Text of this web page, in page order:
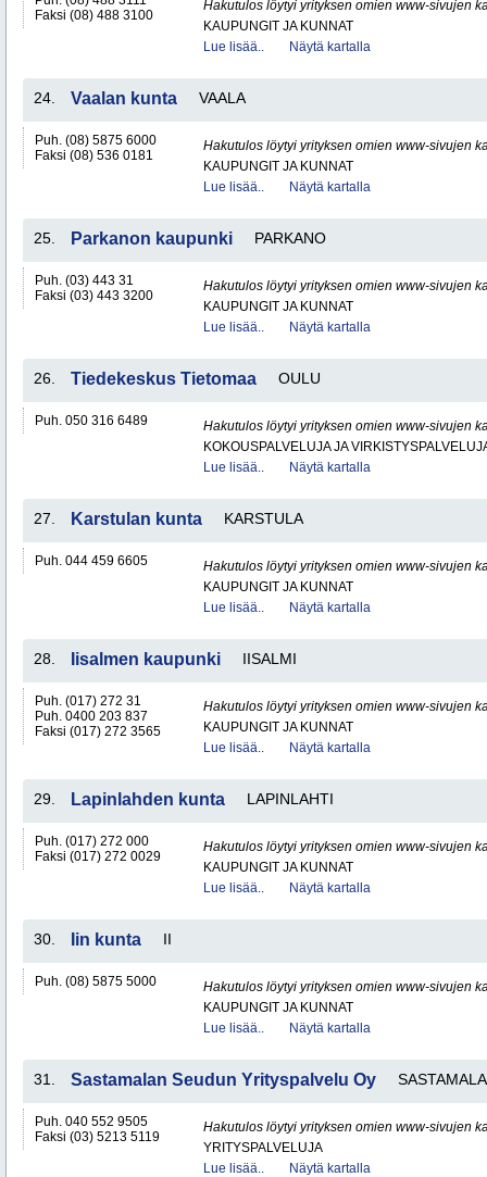
Faksi (08) 488 3100
Hakutulos löytyi yrityksen omien www-sivujen
KAUPUNGIT JA KUNNAT
Lue lisää..
Näytä kartalla
24. Vaalan kunta VAALA
Puh. (08) 5875 6000
Faksi (08) 536 0181
Hakutulos löytyi yrityksen omien www-sivujen
KAUPUNGIT JA KUNNAT
Lue lisää..
Näytä kartalla
25. Parkanon kaupunki PARKANO
Puh. (03) 443 31
Faksi (03) 443 3200
Hakutulos löytyi yrityksen omien www-sivujen
KAUPUNGIT JA KUNNAT
Lue lisää..
Näytä kartalla
26. Tiedekeskus Tietomaa OULU
Puh. 050 316 6489
Hakutulos löytyi yrityksen omien www-sivujen
KOKOUSPALVELUJA JA
Lue lisää..
Näytä kartalla
27. Karstulan kunta KARSTULA
Puh. 044 459 6605
Hakutulos löytyi yrityksen omien www-sivujen
KAUPUNGIT JA KUNNAT
Lue lisää..
Näytä kartalla
28. Iisalmen kaupunki IISALMI
Puh. (017) 272 31
Puh. 0400 203 837
Faksi (017) 272 3565
Hakutulos löytyi yrityksen omien www-sivujen
KAUPUNGIT JA KUNNAT
Lue lisää..
Näytä kartalla
29. Lapinlahden kunta LAPINLAHTI
Puh. (017) 272 000
Faksi (017) 272 0029
Hakutulos löytyi yrityksen omien www-sivujen
KAUPUNGIT JA KUNNAT
Lue lisää..
Näytä kartalla
30. Iin kunta II
Puh. (08) 5875 5000
Hakutulos löytyi yrityksen omien www-sivujen
KAUPUNGIT JA KUNNAT
Lue lisää..
Näytä kartalla
31. Sastamalan Seudun Yrityspalvelu Oy SASTAMALA
Puh. 040 552 9505
Faksi (03) 5213 5119
Hakutulos löytyi yrityksen omien www-sivujen
YRITYSPALVELUJA
Lue lisää..
Näytä kartalla